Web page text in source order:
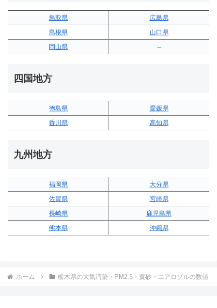
鳥取県
広島県
島根県
山口県
岡山県
–
四国地方
徳島県
愛媛県
香川県
高知県
九州地方
福岡県
大分県
佐賀県
宮崎県
長崎県
鹿児島県
熊本県
沖縄県
ホーム 栃木県の大気汚染・PM2.5・黄砂・エアロゾルの数値